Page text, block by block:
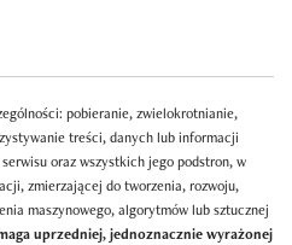
pobieranie, zwielokrotnianie,
treści, danych lub informacji
oraz wszystkich jego podstron, w
zmierzającej do tworzenia, rozwoju,
maszynowego, algorytmów lub sztucznej
uprzedniej, jednoznacznie wyrażonej